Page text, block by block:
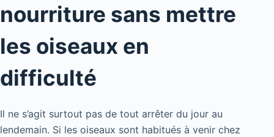
nourriture sans mettre
les oiseaux en
difficulté
Il ne s’agit surtout pas de tout arrêter du jour au
lendemain. Si les oiseaux sont habitués à venir chez